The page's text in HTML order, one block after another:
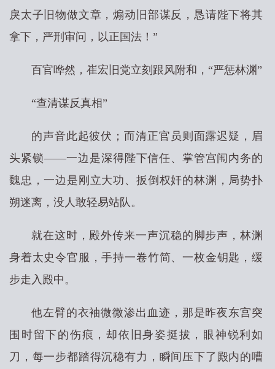
戾太子旧物做文章，煽动旧部谋反，恳请陛下将其
拿下，严刑审问，以正国法！”
百官哗然，崔宏旧党立刻跟风附和，“严惩林渊”
“查清谋反真相”
的声音此起彼伏；而清正官员则面露迟疑，眉
头紧锁——一边是深得陛下信任、掌管宫闱内务的
魏忠，一边是刚立大功、扳倒权奸的林渊，局势扑
朔迷离，没人敢轻易站队。
就在这时，殿外传来一声沉稳的脚步声，林渊
身着太史令官服，手持一卷竹简、一枚金钥匙，缓
步走入殿中。
他左臂的衣袖微微渗出血迹，那是昨夜东宫突
围时留下的伤痕，却依旧身姿挺拔，眼神锐利如
刀，每一步都踏得沉稳有力，瞬间压下了殿内的嘈